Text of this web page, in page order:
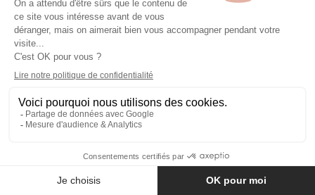
Elles peuvent être utilisées pour :
Séparer une pelouse d’une allée
Retenir des graviers et galets
Créer une finition le long d’un chemin
Maintenir différents niveaux de terrain
Elles permettent de créer une séparation durable tout en
conservant une cohérence esthétique avec le dallage ou les